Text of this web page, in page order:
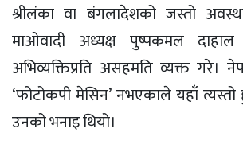
श्रीलंका वा बंगलादेशको जस्तो
माओवादी अध्यक्ष पुष्पकमल दाहाल
अभिव्यक्तिप्रति असहमति व्यक्त
‘फोटोकपी मेसिन’ नभएकाले यहाँ
उनको भनाइ थियो।